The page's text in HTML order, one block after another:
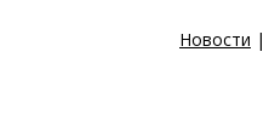
Новости |